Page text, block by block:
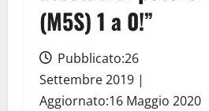
(M5S) 1 a 0!”
Pubblicato:26
Settembre 2019 |
Aggiornato:16 Maggio 2020